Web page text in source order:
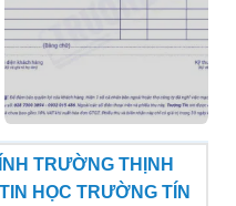
TRƯỜNG THỊNH
HỌC TRƯỜNG TÍN